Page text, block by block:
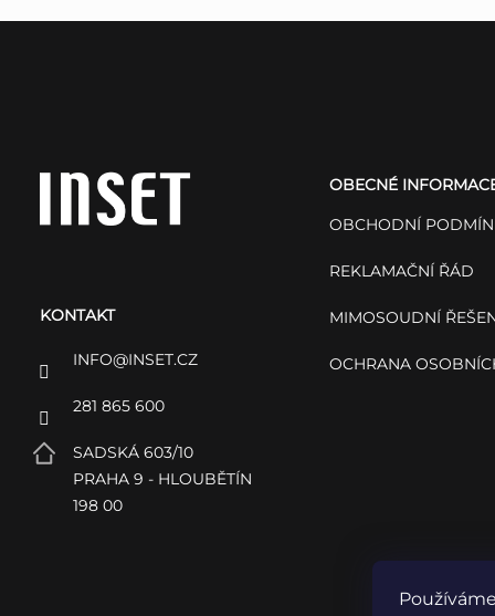
KONTAKT
INFO@INSET.CZ
281 865 600
SADSKÁ 603/10
PRAHA 9 - HLOUBĚTÍN
198 00
OBECNÉ
OBCHODNÍ
REKLAMAČNÍ ŘÁD
MIMOSOUDNÍ
OCHRANA